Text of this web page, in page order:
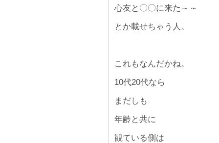
心友と〇〇に来た～～
とか載せちゃう人。
これもなんだかね。
10代20代なら
まだしも
年齢と共に
観ている側は